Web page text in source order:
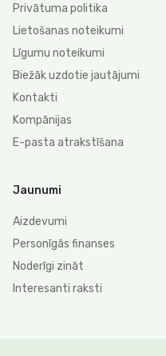
Privātuma politika
Lietošanas noteikumi
Līgumu noteikumi
Biežāk uzdotie jautājumi
Kontakti
Kompānijas
E-pasta atrakstīšana
Jaunumi
Aizdevumi
Personīgās finanses
Noderīgi zināt
Interesanti raksti